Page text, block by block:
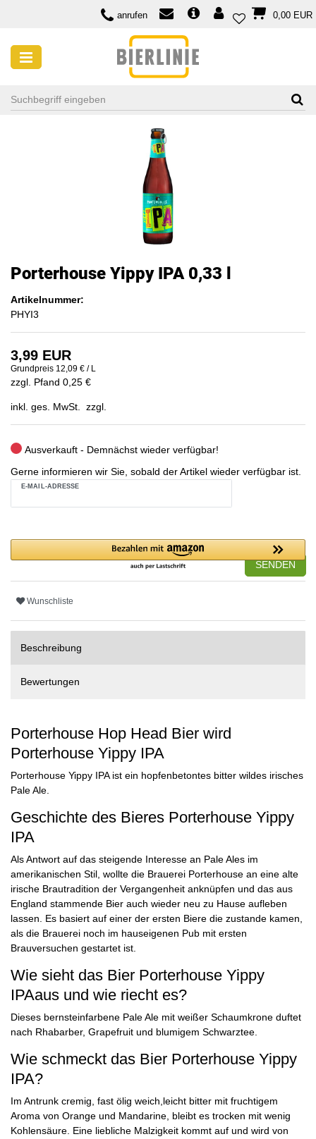
anrufen 0,00 EUR
Porterhouse Yippy IPA 0,33 l
Artikelnummer:
PHYI3
3,99 EUR
Grundpreis 12,09 € / L
zzgl. Pfand 0,25 €
inkl. ges. MwSt. zzgl.
Ausverkauft - Demnächst wieder verfügbar!
Gerne informieren wir Sie, sobald der Artikel wieder verfügbar ist.
E-MAIL-ADRESSE
SENDEN
Wunschliste
Beschreibung
Bewertungen
Porterhouse Hop Head Bier wird
Porterhouse Yippy IPA
Porterhouse Yippy IPA ist ein hopfenbetontes bitter wildes irisches
Pale Ale.
Geschichte des Bieres Porterhouse Yippy
IPA
Als Antwort auf das steigende Interesse an Pale Ales im
amerikanischen Stil, wollte die Brauerei Porterhouse an eine alte
irische Brautradition der Vergangenheit anknüpfen und das aus
England stammende Bier auch wieder neu zu Hause aufleben
lassen. Es basiert auf einer der ersten Biere die zustande kamen,
als die Brauerei noch im hauseigenen Pub mit ersten
Brauversuchen gestartet ist.
Wie sieht das Bier Porterhouse Yippy
IPAaus und wie riecht es?
Dieses bernsteinfarbene Pale Ale mit weißer Schaumkrone duftet
nach Rhabarber, Grapefruit und blumigem Schwarztee.
Wie schmeckt das Bier Porterhouse Yippy
IPA?
Im Antrunk cremig, fast ölig weich,leicht bitter mit fruchtigem
Aroma von Orange und Mandarine, bleibt es trocken mit wenig
Kohlensäure. Eine liebliche Malzigkeit kommt auf und wird von